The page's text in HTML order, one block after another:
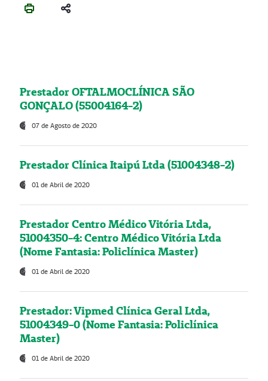
Prestador OFTALMOCLÍNICA SÃO
GONÇALO (55004164-2)
07 de Agosto de 2020
Prestador Clínica Itaipú Ltda (51004348-2)
01 de Abril de 2020
Prestador Centro Médico Vitória Ltda,
51004350-4: Centro Médico Vitória Ltda
(Nome Fantasia: Policlínica Master)
01 de Abril de 2020
Prestador: Vipmed Clínica Geral Ltda,
51004349-0 (Nome Fantasia: Policlínica
Master)
01 de Abril de 2020